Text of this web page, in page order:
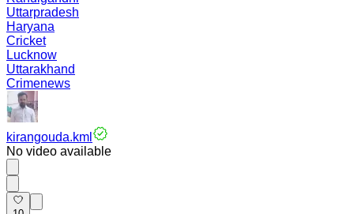
Uttarpradesh
Haryana
Cricket
Lucknow
Uttarakhand
Crimenews
kirangouda.kml
No video available